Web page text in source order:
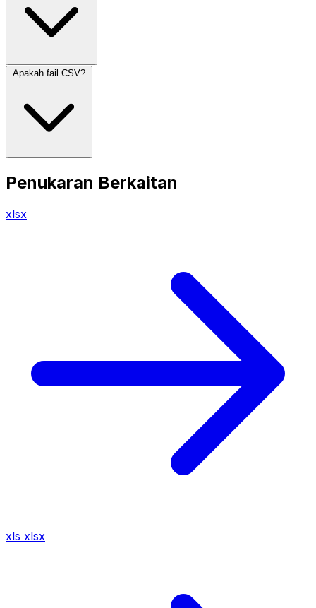
Apakah fail CSV?
Penukaran Berkaitan
xlsx
xls xlsx